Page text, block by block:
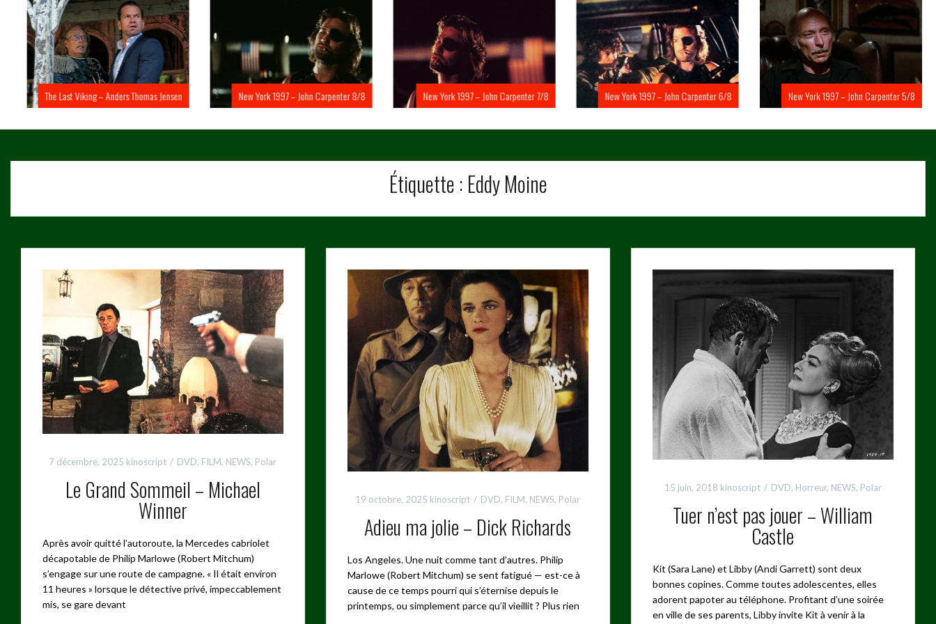
The Last Viking – Anders Thomas Jensen New York 1997 – John Carpenter 8/8 New York 1997 – John Carpenter 7/8 New York 1997 – John Carpenter 6/8 New York 1997 – John Carpenter 5/8
Étiquette : Eddy Moine
7 décembre, 2025 kinoscript DVD, FILM, NEWS, Polar
Le Grand Sommeil – Michael
Winner
Après avoir quitté l’autoroute, la Mercedes cabriolet
décapotable de Philip Marlowe (Robert Mitchum)
s’engage sur une route de campagne. « Il était environ
11 heures » lorsque le détective privé, impeccablement
mis, se gare devant
19 octobre, 2025 kinoscript DVD, FILM, NEWS, Polar
Adieu ma jolie – Dick Richards
Los Angeles. Une nuit comme tant d’autres. Philip
Marlowe (Robert Mitchum) se sent fatigué — est-ce à
cause de ce temps pourri qui s’éternise depuis le
printemps, ou simplement parce qu’il vieillit ? Plus rien
15 juin, 2018 kinoscript DVD, Horreur, NEWS, Polar
Tuer n’est pas jouer – William
Castle
Kit (Sara Lane) et Libby (Andi Garrett) sont deux
bonnes copines. Comme toutes adolescentes, elles
adorent papoter au téléphone. Profitant d’une soirée
en ville de ses parents, Libby invite Kit à venir à la